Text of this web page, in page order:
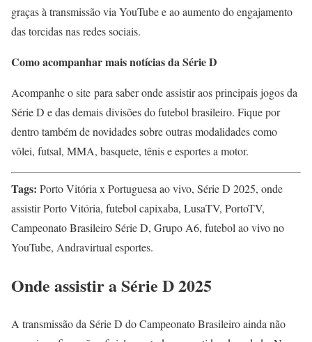
graças à transmissão via YouTube e ao aumento do engajamento
das torcidas nas redes sociais.
Como acompanhar mais notícias da Série D
Acompanhe o site para saber onde assistir aos principais jogos da
Série D e das demais divisões do futebol brasileiro. Fique por
dentro também de novidades sobre outras modalidades como
vôlei, futsal, MMA, basquete, tênis e esportes a motor.
Tags: Porto Vitória x Portuguesa ao vivo, Série D 2025, onde
assistir Porto Vitória, futebol capixaba, LusaTV, PortoTV,
Campeonato Brasileiro Série D, Grupo A6, futebol ao vivo no
YouTube, Andravirtual esportes.
Onde assistir a Série D 2025
A transmissão da Série D do Campeonato Brasileiro ainda não